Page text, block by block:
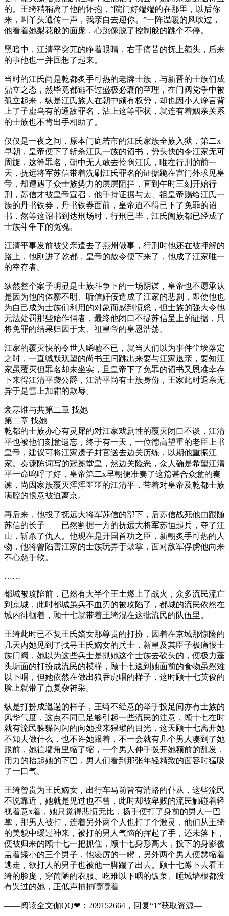
的。王绮稍稍离了他的怀抱，“院门好端端的在那里，以后你
来，叫丫头通传一声，我亲自去迎你。”一阵温暖的风吹过，
他看着她梨花般的面庞，心跳像脱了控制般的跳个不停。
黑暗中，江清平突兀的睁着眼睛，右手痛苦的抚上额头，后来
的事他也一并回想了起来。
当时的江氏尚是乾都炙手可热的老牌士族，与新晋的士族们成
鼎立之态，然毕竟都逃不过盛极必衰的至理，在门阀党争中被
孤立起来，纵是江氏族人在朝中颇有权势，却也因小人谗言背
上了子虚乌有的通敌罪名，沾上这等罪状，就连有着姻亲关系
的士族也不肯出手相助了。
仅仅是一夜之间，原本门庭若市的江氏家族全族入狱，第二x
早朝，皇帝便下了斩杀江氏一族的诏书，势头快的令江家无可
周旋，这等罪名，朝中无人敢去怜悯江氏，唯在行刑的前一
天，抚远将军苏信带着洗刷江氏罪名的证据跪在宫门外求见皇
帝，却遭遇了众士族势力的层层阻拦，直到午时三刻开始行
刑，苏信才被皇帝宣召，他手持证据与太、祖皇帝赐给江氏一
族的丹书铁券，丹书铁券面前，皇帝迫不得已下了免罪的诏
书，然等这诏书到达刑场时，行刑已毕，江氏阖族都已经成了
士族斗争下的冤魂。
江清平事发前被父亲遣去了燕州做事，行刑时他还在被押解的
路上，他刚进了乾都，皇帝的赦令便下来了，他成了江家唯一
的幸存者。
纵然整个案子明显是士族斗争下的一场阴谋，皇帝也不愿承认
是因为他的体察不明、听信奸佞造成了江家的悲剧，即使他也
为自己成为士族们利用的对象而感到愤怒，但士族的强大令他
无法处罚那些始作俑者，最终他闭口不提苏信呈上的证据，只
将免罪的结果归因于太、祖皇帝的皇恩浩荡。
江家的覆灭快的令世人唏嘘不已，就当人们以为事件尘埃落定
之时，一直缄默观望的尚书王闫跳出来要与江家退亲，要知江
家虽覆灭但罪名却未坐实，且皇帝下了免罪的诏书又恩准幸存
下来得江清平袭公爵，江清平尚有士族身份，王家此时退亲无
异于是雪上加霜的欺辱。
衾寒谁与共第二章 找她
第二章 找她
乾都的士族亦心有灵犀的对江家戏剧性的覆灭闭口不谈，江清
平也被他们刻意遗忘，终于有一天，一位德高望重的老臣上书
皇帝，建议可将江家遗子封官送去边关历练，以期他重振江
家。奏谏陈词写的冠冕堂皇，然边关险恶，众人确是希望江清
平一命呜呼了好，皇帝第二x早朝便准奏了这篇甚合众意的奏
谏，尚因家族覆灭浑浑噩噩的江清平，带着对皇帝及乾都士族
满腔的恨意被迫离京。
再后来，他投了抚远大将军苏信的部下，后苏信战死他由跟随
苏信的长子——已然割据一方的抚远大将军苏恒起兵，夺了江
山，斩杀了仇人。他现在是开国首功之臣，新朝炙手可热的人
物，他将曾陷害江家的士族玩弄于鼓掌，面对敌军俘虏他向来
不心慈手软。
……
都城被攻陷前，已然有大半个王土燃上了战火，众多流民流亡
到京城，此时都城虽兵不血刃的被攻陷了，都城的流民依然在
城内徘徊着，顾十七就带着王绮混在这批流民的队伍里。
王绮此时已不复王氏嫡女那尊贵的打扮，因着在京城那惊险的
几天内她见到了找寻王氏嫡女的兵士，新皇及其臣子极痛恨士
族门阀，她以为这些兵士是抓她这个士族去砍头的，便极力蓬
头垢面的打扮成流民的模样，顾十七送到她面前的食物虽然难
以下咽，但她依然在做出狼吞虎咽的样子，这时顾十七英俊的
脸上就带了点复杂神采。
纵是打扮成邋遢的样子，王绮不经意的举手投足间亦有士族的
风华气度，这点不同已足够引起一些流民的注意，顾十七在时
就有流民躲躲闪闪的向她投来猥琐的目光，这天顾十七离开她
不知去做什么，也不许她跟着，不一会就有几个男人凑到了她
跟前，她往墙角里缩了缩，一个男人伸手拨开她额前的乱发，
用力的抬起她的下巴，男人们看到那张年轻精致的面容时猛吸
了一口气。
王绮曾贵为王氏嫡女，出行车马前皆有清路的仆从，这些流民
不说靠近，她就是见过也不曾，此时却被卑贱的流民触碰着轻
视着意x着，她只觉得悲愤无比，扬手便打了身前的男人一巴
掌，那男人被打，连着另外两个人也打了个激灵，他们从王绮
的美貌中缓过神来，被打的男人气恼的挥起了手，还未落下，
便被归来的顾十七一把抓住，顾十七身形高大，投下的身影覆
盖着矮小的三个男子，他凌厉的一瞪，另外两个男人便瑟缩着
逃走，欲打人的男子也被他一脚踹了出去。顾十七蹲下去看王
绮的脸庞，穿简陋的衣服、吃难以下咽的饭菜、睡城墙根都没
有哭过的她，正低声抽抽噎噎着
——阅读全文伽QQ❤：209152664，回复“1”获取资源—